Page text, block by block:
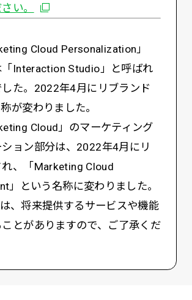
い。
別ウィンドウで開く
Cloud Personalization」
「Interaction Studio」と呼ばれ
した。2022年4月にリブランド
が変わりました。
Cloud」のマーケティング
ョン部分は、2022年4月にリ
れ、「Marketing Cloud
」という名称に変わりました。
、将来提供するサービスや機能
とがありますので、ご了承くだ